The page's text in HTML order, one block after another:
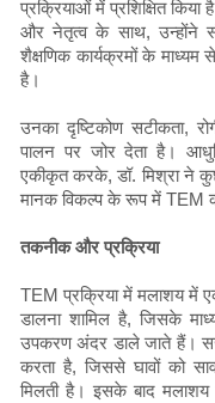
प्रक्रियाओं में प्रशिक्षित
और नेतृत्व के साथ, उन्होंने
शैक्षणिक कार्यक्रमों के माध्यम
है।
उनका दृष्टिकोण सटीकता,
पालन पर जोर देता है।
एकीकृत करके, डॉ. मिश्रा ने
मानक विकल्प के रूप में TEM
तकनीक और प्रक्रिया
TEM प्रक्रिया में मलाशय में
डालना शामिल है, जिसके
उपकरण अंदर डाले जाते हैं।
करता है, जिससे घावों को
मिलती है। इसके बाद मलाशय